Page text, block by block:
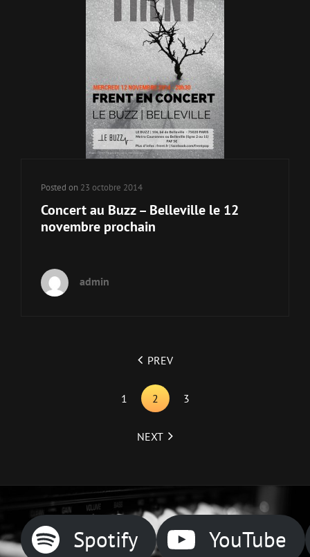
Posted on 23 octobre 2014
Concert au Buzz – Belleville le 12
novembre prochain
admin
PREV
1 2 3
NEXT
Spotify YouTube